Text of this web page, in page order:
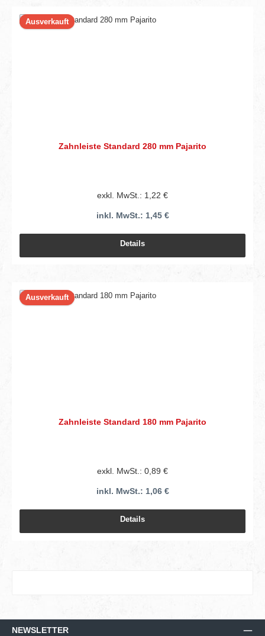
Ausverkauft
Zahnleiste Standard 280 mm Pajarito
exkl. MwSt.: 1,22 €
inkl. MwSt.: 1,45 €
Details
Ausverkauft
Zahnleiste Standard 180 mm Pajarito
exkl. MwSt.: 0,89 €
inkl. MwSt.: 1,06 €
Details
NEWSLETTER